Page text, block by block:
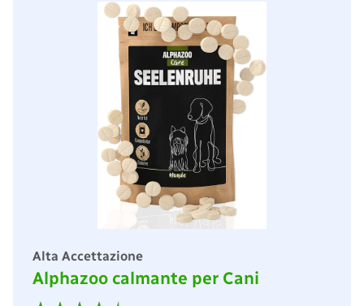
Alta Accettazione
Alphazoo calmante per Cani